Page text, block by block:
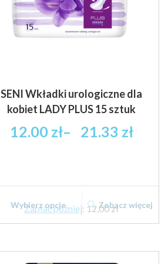
SENI Wkładki urologiczne dla
kobiet LADY PLUS 15 sztuk
12.00 zł– 21.33 zł
Zakres
brutto
do
21.33 zł
Zapłać później: 12,00 zł
Wybierz opcje
produkt
ma
wariantów.
Zobacz więcej